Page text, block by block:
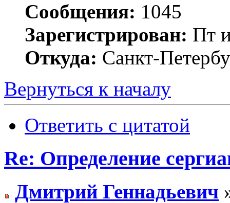
Сообщения: 1045
Зарегистрирован: Пт
Откуда: Санкт-
Вернуться к началу
Ответить с цитатой
Re: Определение
Дмитрий Геннадьевич